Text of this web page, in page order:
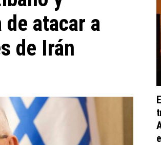
atacar a
de Irán